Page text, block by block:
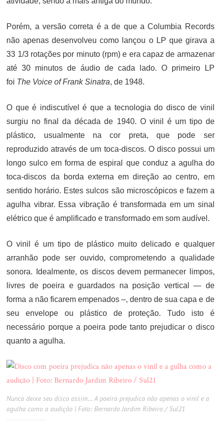
Porém, a versão correta é a de que a Columbia Records
não apenas desenvolveu como lançou o LP que girava a
33 1/3 rotações por minuto (rpm) e era capaz de armazenar
até 30 minutos de áudio de cada lado. O primeiro LP
foi The Voice of Frank Sinatra, de 1948.
O que é indiscutível é que a tecnologia do disco de vinil
surgiu no final da década de 1940. O vinil é um tipo de
plástico, usualmente na cor preta, que pode ser
reproduzido através de um toca-discos. O disco possui um
longo sulco em forma de espiral que conduz a agulha do
toca-discos da borda externa em direção ao centro, em
sentido horário. Estes sulcos são microscópicos e fazem a
agulha vibrar. Essa vibração é transformada em um sinal
elétrico que é amplificado e transformado em som audível.
O vinil é um tipo de plástico muito delicado e qualquer
arranhão pode ser ouvido, comprometendo a qualidade
sonora. Idealmente, os discos devem permanecer limpos,
livres de poeira e guardados na posição vertical — de
forma a não ficarem empenados –, dentro de sua capa e de
seu envelope ou plástico de proteção. Tudo isto é
necessário porque a poeira pode tanto prejudicar o disco
quanto a agulha.
Nunca deixe seu disco assim… A poeira prejudica não apenas o vinil e a
agulha como a audição | Foto: Bernardo Jardim Ribeiro / Sul21